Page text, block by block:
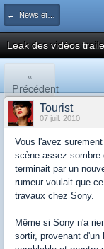
← News et actualités postées sur LS
Leak des vidéos
«
Précédent
Tourist
07 juil. 2010
Vous l'avez
scène assez sombre
terminait par un
rumeur voulait que
travaux chez Sony.
Même si Sony n'a
sortir, provenant